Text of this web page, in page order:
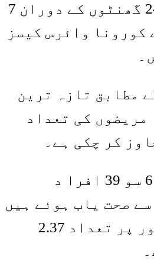
مطابق گذشتہ 24 گھنٹوں کے دوران 7
7 سو95نئے کورونا وائرس کیسز
مطابق تازہ ترین
مریضوں کی تعداد
اس ہفتے8 ہزار 6 سو 39 افرا د
صحت یاب ہوئے ہیں
جنکی مجموعی طور پر تعداد 2.37